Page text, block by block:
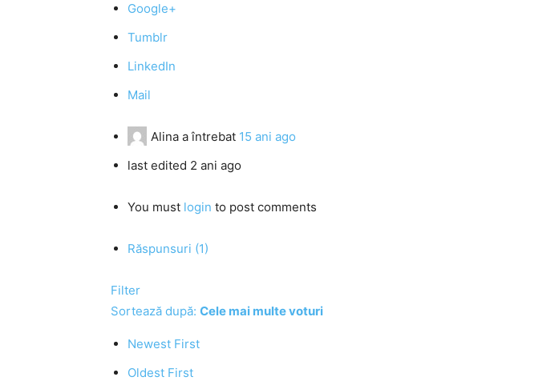
Google+
Tumblr
LinkedIn
Mail
Alina a întrebat 15 ani ago
last edited 2 ani ago
You must login to post comments
Răspunsuri (1)
Filter
Sortează după: Cele mai multe voturi
Newest First
Oldest First